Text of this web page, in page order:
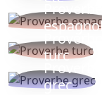
Proverbe
Proverbe
turc
Proverbe
grec